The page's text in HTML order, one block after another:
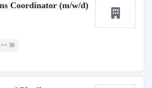
Coordinator (m/w/d)
30